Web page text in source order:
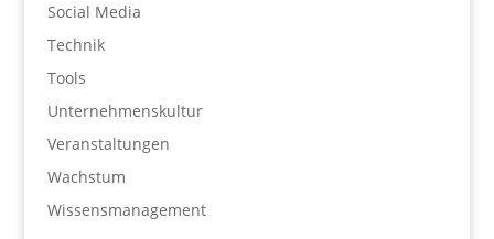
Social Media
Technik
Tools
Unternehmenskultur
Veranstaltungen
Wachstum
Wissensmanagement